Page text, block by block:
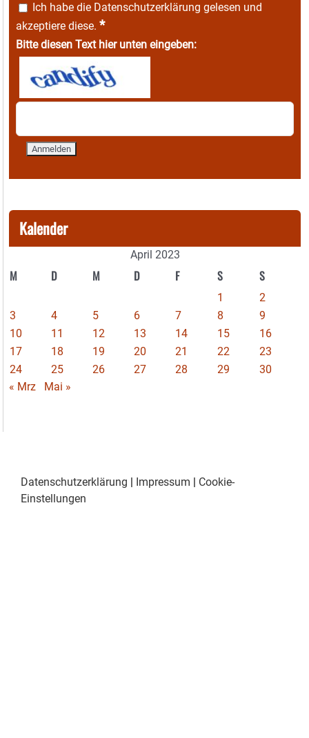
Ich habe die Datenschutzerklärung gelesen und
akzeptiere diese. *
Bitte diesen Text hier unten eingeben:
Kalender
April 2023
M D M D F S S
1
2
3
4 5 6 7 8
9
10
11 12 13 14 15
16
17
18 19 20 21 22
23
24
25 26 27 28 29
30
« Mrz
Mai »
Datenschutzerklärung | Impressum | Cookie-
Einstellungen